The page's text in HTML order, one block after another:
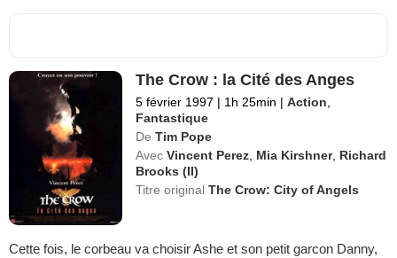
The Crow : la Cité des Anges
5 février 1997 | 1h 25min | Action
Fantastique
De Tim Pope
Avec Vincent Perez Mia Kirshner, Richard
Brooks (II)
Titre originalThe Crow: City of Angels
Cette fois, le corbeau va choisir Ashe et son petit garcon Danny,